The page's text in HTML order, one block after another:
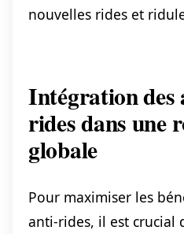
nouvelles rides et
Intégration
rides dans une
globale
Pour maximiser les
anti-rides, il est crucial